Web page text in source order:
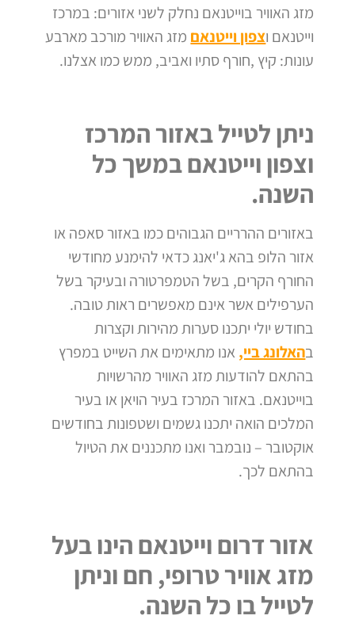
מזג האוויר בוייטנאם נחלק לשני אזורים: במרכז
וייטנאם וצפון וייטנאם מזג האוויר מורכב מארבע
עונות: קיץ ,חורף סתיו ואביב, ממש כמו אצלנו.
ניתן לטייל באזור המרכז
וצפון וייטנאם במשך כל
השנה.
באזורים ההרריים הגבוהים כמו באזור סאפה או
אזור הלופ בהא ג'יאנג כדאי להימנע מחודשי
החורף הקרים, בשל הטמפרטורה ובעיקר בשל
הערפילים אשר אינם מאפשרים ראות טובה.
בחודש יולי יתכנו סערות מהירות וקצרות
בהאלונג ביי, אנו מתאימים את השייט במפרץ
בהתאם להודעות מזג האוויר מהרשויות
בוייטנאם. באזור המרכז בעיר הויאן או בעיר
המלכים הואה יתכנו גשמים ושטפונות בחודשים
אוקטובר – נובמבר ואנו מתכננים את הטיול
בהתאם לכך.
אזור דרום וייטנאם הינו בעל
מזג אוויר טרופי, חם וניתן
לטייל בו כל השנה.